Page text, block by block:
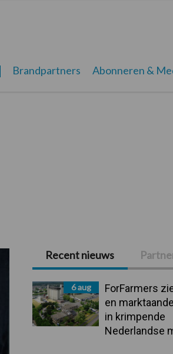
Brandpartners Abonneren &
Primaire
Sidebar
Recent nieuws
6 aug
ForFarmers
en
in krimpende
Nederlandse